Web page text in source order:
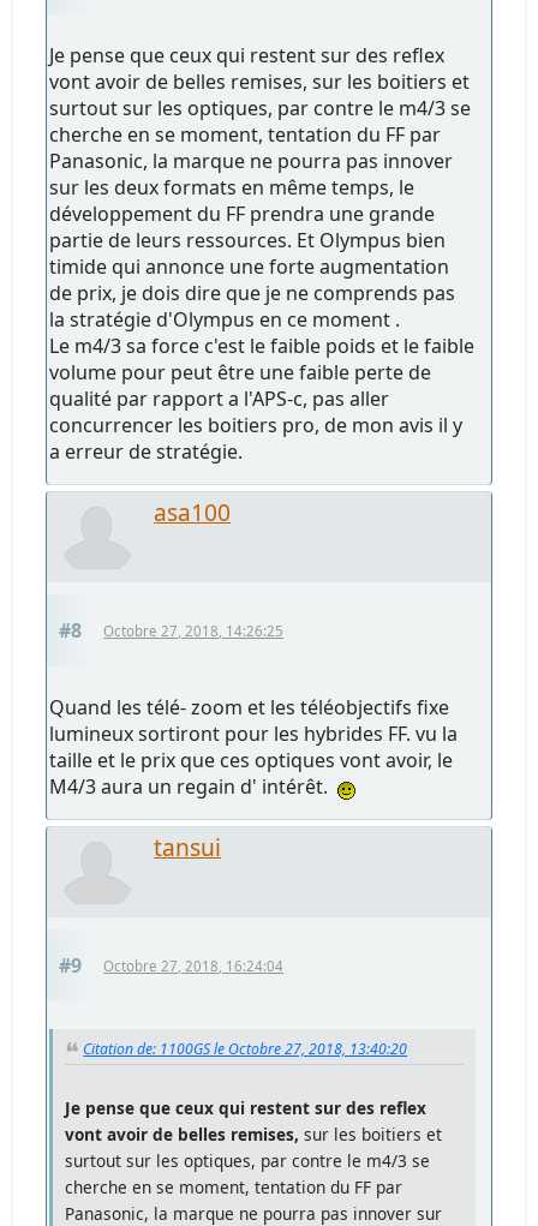
Je pense que ceux qui restent sur des reflex
vont avoir de belles remises, sur les boitiers et
surtout sur les optiques, par contre le m4/3 se
cherche en se moment, tentation du FF par
Panasonic, la marque ne pourra pas innover
sur les deux formats en même temps, le
développement du FF prendra une grande
partie de leurs ressources. Et Olympus bien
timide qui annonce une forte augmentation
de prix, je dois dire que je ne comprends pas
la stratégie d'Olympus en ce moment .
Le m4/3 sa force c'est le faible poids et le faible
volume pour peut être une faible perte de
qualité par rapport a l'APS-c, pas aller
concurrencer les boitiers pro, de mon avis il y
a erreur de stratégie.
asa100
#8 Octobre 27, 2018, 14:26:25
Quand les télé- zoom et les téléobjectifs fixe
lumineux sortiront pour les hybrides FF. vu la
taille et le prix que ces optiques vont avoir, le
M4/3 aura un regain d' intérêt.
tansui
#9 Octobre 27, 2018, 16:24:04
Citation de: 1100GS le Octobre 27, 2018, 13:40:20
Je pense que ceux qui restent sur des reflex
vont avoir de belles remises,sur les boitiers et
surtout sur les optiques, par contre le m4/3 se
cherche en se moment, tentation du FF par
Panasonic, la marque ne pourra pas innover sur